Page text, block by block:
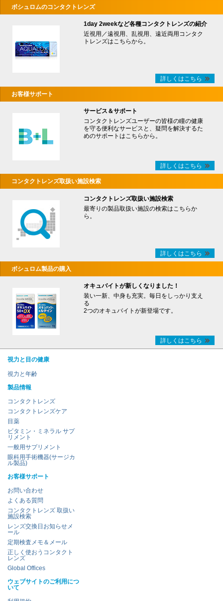
ボシュロムのコンタクトレンズ
1day 2weekなど各種コンタクトレンズの紹介
近視用／遠視用、乱視用、遠近両用コンタク
トレンズはこちらから。
詳しくはこちら
お客様サポート
サービス＆サポート
コンタクトレンズユーザーの皆様の瞳の健康
を守る便利なサービスと、疑問を解決するた
めのサポートはこちらから。
詳しくはこちら
コンタクトレンズ取扱い施設検索
コンタクトレンズ取扱い施設検索
最寄りの製品取扱い施設の検索はこちらか
ら。
詳しくはこちら
ボシュロム製品の購入
オキュバイトが新しくなりました！
装い一新、中身も充実。毎日をしっかり支え
る
2つのオキュバイトが新登場です。
詳しくはこちら
視力と目の健康
視力と年齢
製品情報
コンタクトレンズ
コンタクトレンズケア
目薬
ビタミン・ミネラル サプ
リメント
一般用サプリメント
眼科用手術機器(サージカ
ル製品)
お客様サポート
お問い合わせ
よくある質問
コンタクトレンズ 取扱い
施設検索
レンズ交換日お知らせメ
ール
定期検査メモ＆メール
正しく使おうコンタクト
レンズ
Global Offices
ウェブサイトのご利用につ
いて